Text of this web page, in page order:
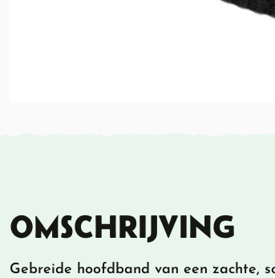
OMSCHRIJVING
Gebreide hoofdband van een zachte,